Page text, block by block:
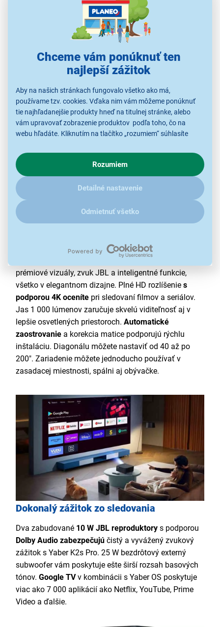
Chceme vám ponúknuť ten
najlepší zážitok
Aby na našich stránkach fungovalo všetko ako má,
používame tzv. cookies. Vďaka nim vám môžeme ponúknuť
tie najhľadanejšie produkty hneď na titulnej stránke, alebo
vám upravovať zobrazenie produktov podľa toho, čo na
webu hľadáte. Kliknutím na tlačítko „rozumiem“ súhlasíte
o chovaní na webe pre zobrazovaní cielených reklám.
V prípade že vás zaujímajú detaily, ako u nás s cookies a
ďalšími údaji pracujeme, kliknitesem.
Rozumiem
Detailné nastavenie
Odmietnuť všetko
jas 1 000 lúmenov
Full HD rozlíšenie s podporou 4K
pomer strán 16:9
diagonála obrazu 40 až 200"
Bluetooth 5.0 a Wi-Fi 6
2× 10W JBL vstavaný reproduktor
hlasové ovládanie
úroveň šumu 28 dB
diaľkové ovládanie
K2s Pro v pomere strán 16 : 9 ponúka
prémiové vizuály, zvuk JBL a inteligentné funkcie,
všetko v elegantnom dizajne. Plné HD rozlíšenie s
podporou 4K oceníte pri sledovaní filmov a seriálov.
Jas 1 000 lúmenov zaručuje skvelú viditeľnosť aj v
lepšie osvetlených priestoroch. Automatické
zaostrovanie a korekcia matice podporujú rýchlu
inštaláciu. Diagonálu môžete nastaviť od 40 až po
200". Zariadenie môžete jednoducho používať v
zasadacej miestnosti, spálni aj obývačke.
Dokonalý zážitok zo sledovania
Dva zabudované 10 W JBL reproduktory s podporou
Dolby Audio zabezpečujú čistý a vyvážený zvukový
zážitok s Yaber K2s Pro. 25 W bezdrôtový externý
subwoofer vám poskytuje ešte širší rozsah basových
tónov. Google TVv kombinácii s Yaber OS poskytuje
viac ako 7 000 aplikácií ako Netflix, YouTube, Prime
Video a ďalšie.